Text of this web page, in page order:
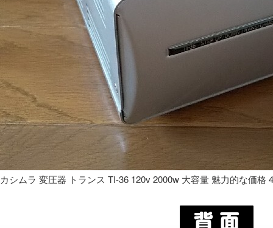
カシムラ 変圧器 トランス TI-36 120v 2000w 大容量 魅力的な価格